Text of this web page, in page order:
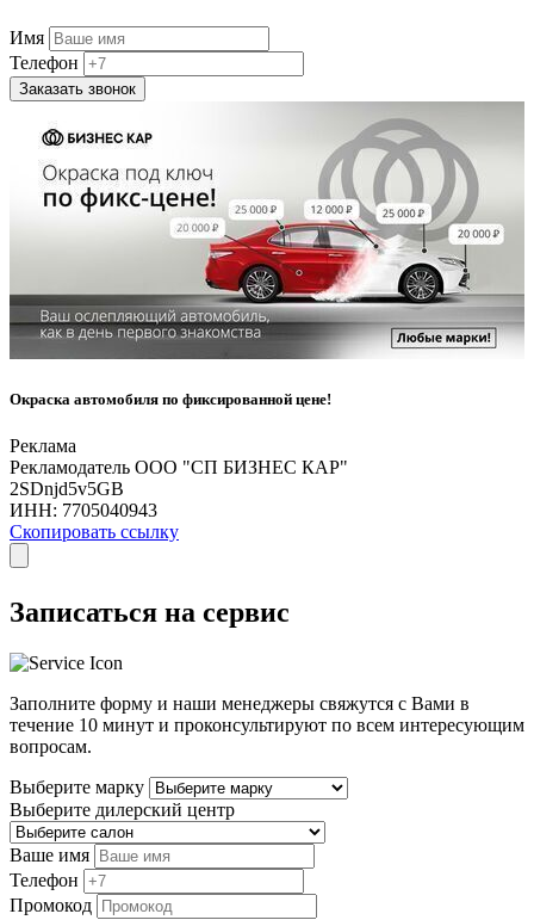
Имя
Телефон
Заказать звонок
Окраска автомобиля по фиксированной цене!
Реклама
Рекламодатель ООО "СП БИЗНЕС КАР"
2SDnjd5v5GB
ИНН: 7705040943
Скопировать ссылку
Записаться на сервис
Заполните форму и наши менеджеры свяжутся с Вами в
течение 10 минут и проконсультируют по всем интересующим
вопросам.
Выберите марку
Выберите дилерский центр
Ваше имя
Телефон
Промокод